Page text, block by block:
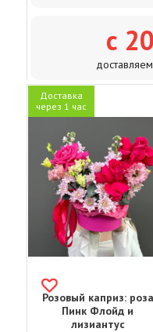
с
Доставка
через 1 час
Розовый каприз: роза
Пинк Флойд и
лизиантус